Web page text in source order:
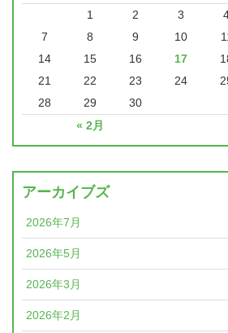
« 2月
1 2 3
7
8 9 10
14
15 16 17
21
22 23 24
28
29 30
アーカイブズ
2026年7月
2026年5月
2026年3月
2026年2月